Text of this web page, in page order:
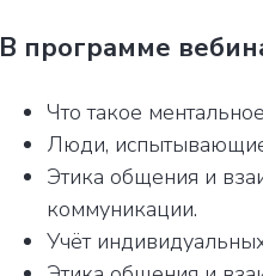
В программе
Что такое
Люди,
Этика общения и
коммуникации.
Учёт